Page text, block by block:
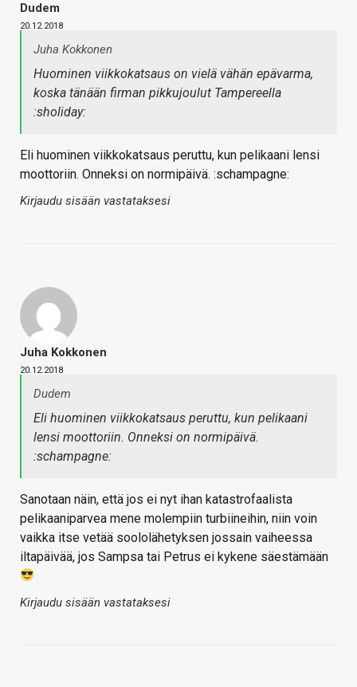
Dudem
20.12.2018
Juha Kokkonen
Huominen viikkokatsaus on vielä vähän epävarma,
koska tänään firman pikkujoulut Tampereella
:sholiday:
Eli huominen viikkokatsaus peruttu, kun pelikaani lensi
moottoriin. Onneksi on normipäivä. :schampagne:
Kirjaudu sisään vastataksesi
Juha Kokkonen
20.12.2018
Dudem
Eli huominen viikkokatsaus peruttu, kun pelikaani
lensi moottoriin. Onneksi on normipäivä.
:schampagne:
Sanotaan näin, että jos ei nyt ihan katastrofaalista
pelikaaniparvea mene molempiin turbiineihin, niin voin
vaikka itse vetää soololähetyksen jossain vaiheessa
iltapäivää, jos Sampsa tai Petrus ei kykene säestämään
Kirjaudu sisään vastataksesi